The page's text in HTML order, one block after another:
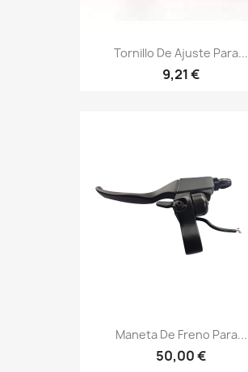
Tornillo De Ajuste Para...
9,21 €
Maneta De Freno Para...
50,00 €